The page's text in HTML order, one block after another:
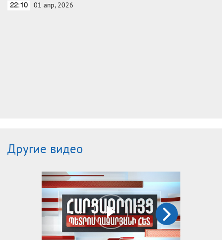
22:10 01 апр, 2026
Другие видео